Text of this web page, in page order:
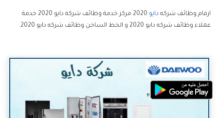
ارقام وظائف شركه دايو
2020 مركز خدمة وظائف شركه دايو 2020 خدمة
عملاء وظائف شركه دايو 2020 و الخط الساخن وظائف شركه دايو 2020.